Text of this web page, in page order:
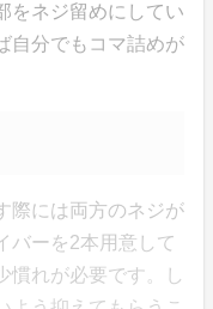
をネジ留めにしてい
自分でもコマ詰めが
際には両方のネジが
バーを2本用意して
慣れが必要です。し